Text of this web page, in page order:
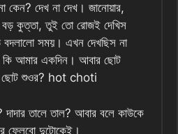
কেন? দেখ না দেখ। জানোয়ার,
বড় কুত্তা, তুই তো রোজই দেখিস
বদলালো সময়। এখন দেখছিস না
আমার একদিন। আবার ছোট
ছোট শুওর? hot choti
দাদার তালে তাল? আবার বলে কাউকে
ফেলবো দুটোকেই।